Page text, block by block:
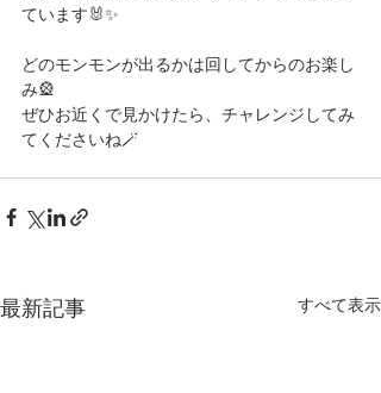
ています🐰✨
どのモンモンが出るかは回してからのお楽し
み🎡
ぜひお近くで見かけたら、チャレンジしてみ
てくださいね🪄
最新記事 すべて表示